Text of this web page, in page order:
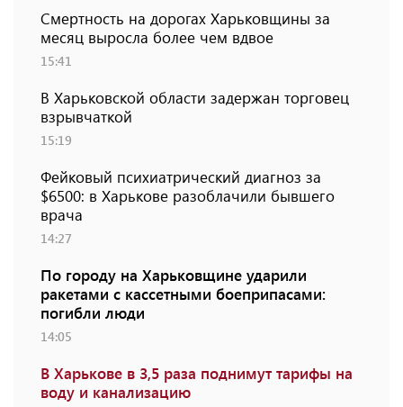
Смертность на дорогах Харьковщины за
месяц выросла более чем вдвое
15:41
В Харьковской области задержан торговец
взрывчаткой
15:19
Фейковый психиатрический диагноз за
$6500: в Харькове разоблачили бывшего
врача
14:27
По городу на Харьковщине ударили
ракетами с кассетными боеприпасами:
погибли люди
14:05
В Харькове в 3,5 раза поднимут тарифы на
воду и канализацию